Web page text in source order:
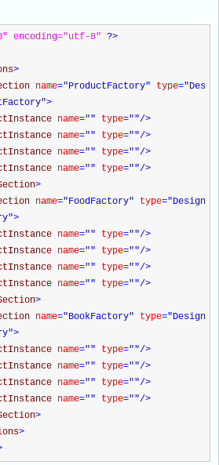
encoding="utf-8" ?>
>
name="ProductFactory" type="Des
>
name="" type=""/>
name="" type=""/>
name="" type=""/>
name="" type=""/>
>
name="FoodFactory" type="Design
>
name="" type=""/>
name="" type=""/>
name="" type=""/>
name="" type=""/>
>
name="BookFactory" type="Design
>
name="" type=""/>
name="" type=""/>
name="" type=""/>
name="" type=""/>
>
>